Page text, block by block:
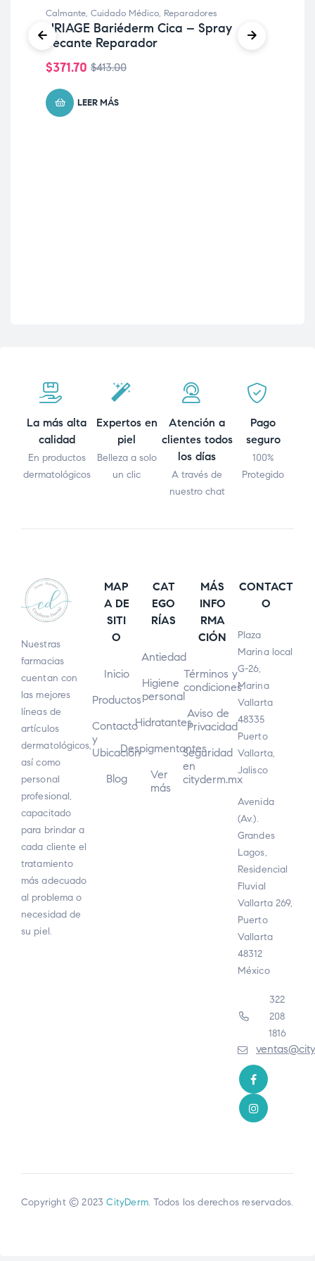
Calmante, Cuidado Médico, Reparadores
URIAGE Bariéderm Cica – Spray
Secante Reparador
$413.00
$371.70
LEER MÁS
La más alta
calidad
En productos
dermatológicos
Expertos en
piel
Belleza a solo
un clic
Atención a
clientes todos
los días
A través de
nuestro chat
Pago
seguro
100%
Protegido
Nuestras
farmacias
cuentan con
las mejores
líneas de
artículos
dermatológicos,
así como
personal
profesional,
capacitado
para brindar a
cada cliente el
tratamiento
más adecuado
al problema o
necesidad de
su piel.
MAP
A DE
SITI
O
Inicio
Productos
Contacto
y
Ubicación
Blog
CAT
EGO
RÍAS
Antiedad
Higiene
personal
Hidratantes
Despigmentantes
Ver
más
MÁS
INFO
RMA
CIÓN
Términos y
condiciones
Aviso de
Privacidad
Seguridad
en
cityderm.mx
CONTACT
O
Plaza
Marina local
G-26,
Marina
Vallarta
48335
Puerto
Vallarta,
Jalisco
Avenida
(Av.).
Grandes
Lagos,
Residencial
Fluvial
Vallarta 269,
Puerto
Vallarta
48312
México
322
208
1816
Copyright © 2023CityDerm. Todos los derechos reservados.